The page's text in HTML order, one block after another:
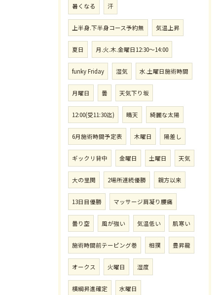
暑くなる 汗
上半身.下半身コース予約無 気温上昇
夏日 月.火.木.金曜日12:30〜14:00
funky Friday 湿気 水.土曜日施術時間
月曜日 曇 天気下り坂
12:00(受11:30迄) 晴天 綺麗な太陽
6月施術時間予定表 木曜日 陽差し
ギックリ背中 金曜日 土曜日 天気
大の里関 2場所連続優勝 親方以来
13日目優勝 マッサージ肩凝り腰痛
曇り空 風が強い 気温低い 肌寒い
施術時間前テーピング巻 相撲 豊昇龍
オークス 火曜日 湿度
横綱昇進確定 水曜日